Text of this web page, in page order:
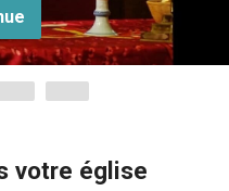
votre église